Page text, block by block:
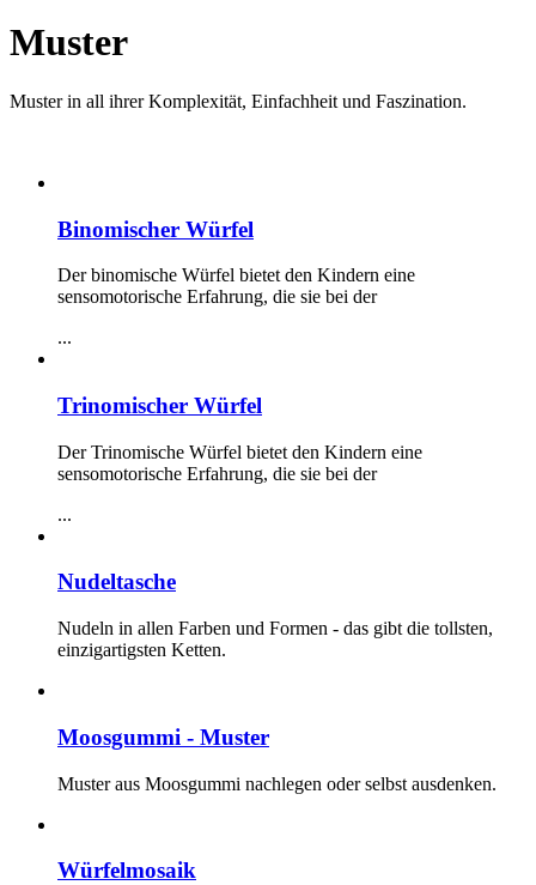
Muster
Muster in all ihrer Komplexität, Einfachheit und Faszination.
Binomischer Würfel
Der binomische Würfel bietet den Kindern eine
sensomotorische Erfahrung, die sie bei der
...
Trinomischer Würfel
Der Trinomische Würfel bietet den Kindern eine
sensomotorische Erfahrung, die sie bei der
...
Nudeltasche
Nudeln in allen Farben und Formen - das gibt die tollsten,
einzigartigsten Ketten.
Moosgummi - Muster
Muster aus Moosgummi nachlegen oder selbst ausdenken.
Würfelmosaik